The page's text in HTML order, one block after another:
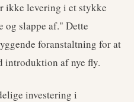
ikke levering i et stykke
og slappe af." Dette
foranstaltning for at
introduktion af nye fly.
investering i